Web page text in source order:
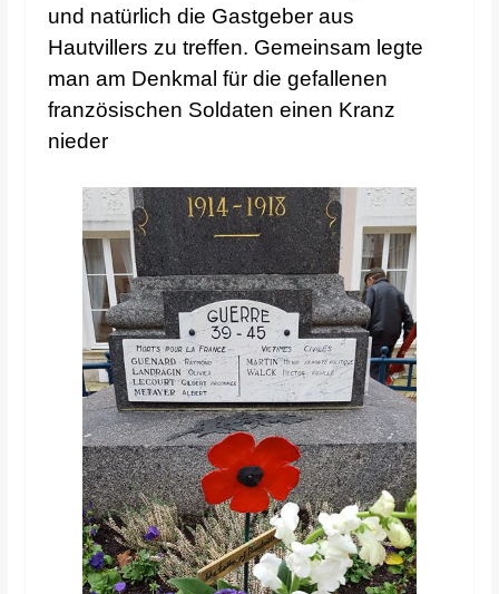
und natürlich die Gastgeber aus
Hautvillers zu treffen. Gemeinsam legte
man am Denkmal für die gefallenen
französischen Soldaten einen Kranz
nieder